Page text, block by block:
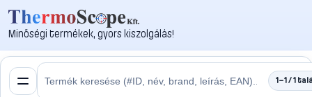
Minőségi termékek, gyors kiszolgálás!
1–1 / 1